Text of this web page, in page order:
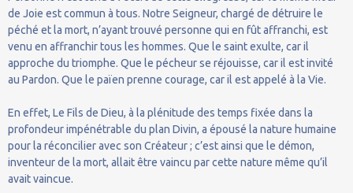
de Joie est commun à tous. Notre Seigneur, chargé de détruire le
péché et la mort, n’ayant trouvé personne qui en fût affranchi, est
venu en affranchir tous les hommes. Que le saint exulte, car il
approche du triomphe. Que le pécheur se réjouisse, car il est invité
au Pardon. Que le païen prenne courage, car il est appelé à la Vie.
En effet, Le Fils de Dieu, à la plénitude des temps fixée dans la
profondeur impénétrable du plan Divin, a épousé la nature humaine
pour la réconcilier avec son Créateur ; c’est ainsi que le démon,
inventeur de la mort, allait être vaincu par cette nature même qu’il
avait vaincue.